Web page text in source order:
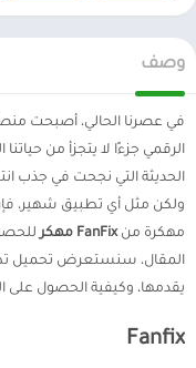
وصف
في عصرنا الحالي، أصبحت
الحديثة التي نجحت في جذب
ولكن مثل أي تطبيق شهير،
مهكرة منFanFix مهكر
يقدمها، وكيفية الحصول
Fanfix